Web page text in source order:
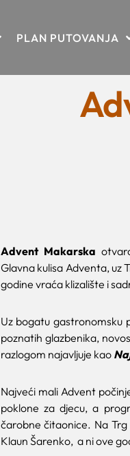
PLAN PUTOVANJA
Advent Makarska
Glavna kulisa Adventa, uz
godine vraća klizalište i
Uz bogatu gastronomsku
poznatih glazbenika,
razlogom najavljuje kao
Najveći mali Advent
poklone za djecu, a
čarobne čitaonice. Na
Klaun Šarenko, a ni ove